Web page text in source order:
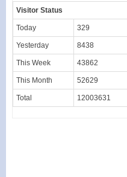
Visitor Status
Today 329
Yesterday 8438
This Week 43862
This Month 52629
Total 12003631